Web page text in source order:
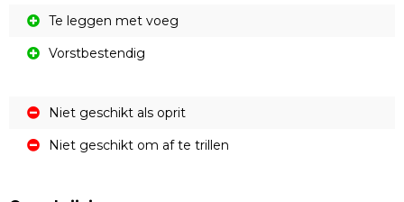
Te leggen met voeg
Vorstbestendig
Niet geschikt als oprit
Niet geschikt om af te trillen